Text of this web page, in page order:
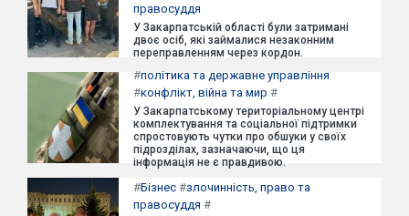
правосуддя
У Закарпатській області були затримані
двоє осіб, які займалися незаконним
переправленням через кордон.
#політика та державне управління
#конфлікт, війна та мир #
У Закарпатському територіальному центрі
комплектування та соціальної підтримки
спростовують чутки про обшуки у своїх
підрозділах, зазначаючи, що ця
інформація не є правдивою.
#Бізнес #злочинність, право та
правосуддя #